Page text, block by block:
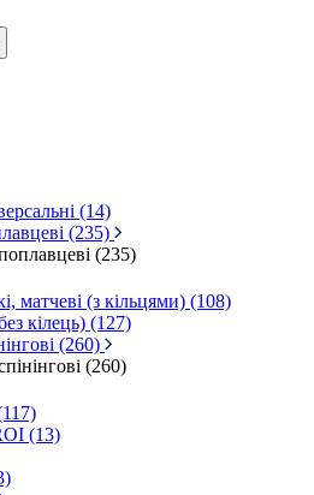
(14)
(235)
(235)
матчеві (з кільцями) (108)
кілець) (127)
(260)
(260)
(13)